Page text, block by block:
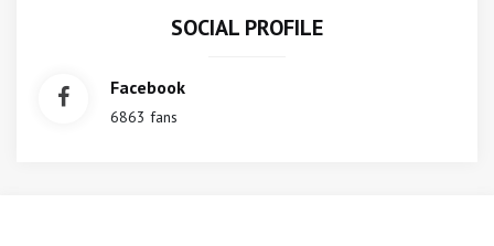
SOCIAL PROFILE
Facebook
6863 fans